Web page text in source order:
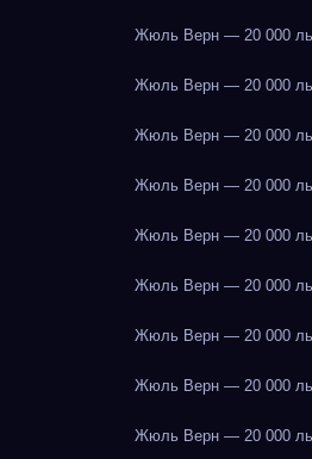
Жюль Верн — 20 000
Жюль Верн — 20 000
Жюль Верн — 20 000
Жюль Верн — 20 000
Жюль Верн — 20 000
Жюль Верн — 20 000
Жюль Верн — 20 000
Жюль Верн — 20 000
Жюль Верн — 20 000